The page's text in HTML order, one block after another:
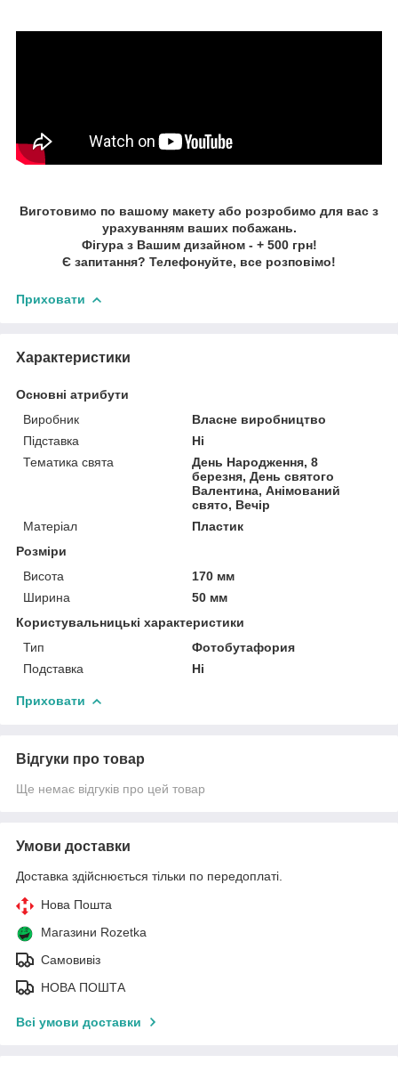
Виготовимо по вашому макету або розробимо для вас з
урахуванням ваших побажань.
Фігура з Вашим дизайном - + 500 грн!
Є запитання? Телефонуйте, все розповімо!
Приховати
Характеристики
Основні атрибути
Виробник
Власне виробництво
Підставка
Ні
Тематика свята
День Народження, 8
березня, День святого
Валентина, Анімований
свято, Вечір
Матеріал
Пластик
Розміри
Висота
170 мм
Ширина
50 мм
Користувальницькі характеристики
Тип
Фотобутафория
Подставка
Ні
Приховати
Відгуки про товар
Ще немає відгуків про цей товар
Умови доставки
Доставка здійснюється тільки по передоплаті.
Нова Пошта
Магазини Rozetka
Самовивіз
НОВА ПОШТА
Всі умови доставки